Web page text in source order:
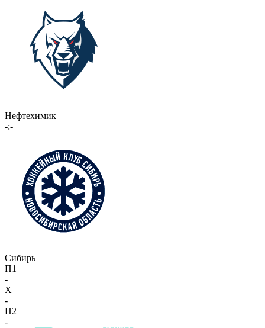
Нефтехимик
-:-
Сибирь
П1
-
X
-
П2
-